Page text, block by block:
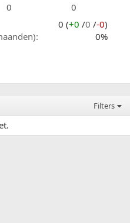
0
0
0 (+0 /0 /-0)
0%
Filters